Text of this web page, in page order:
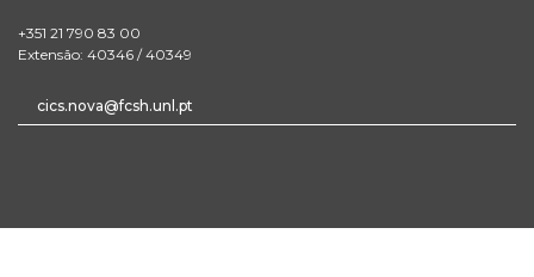
+351 21 790 83 00
Extensão: 40346 / 40349
cics.nova@fcsh.unl.pt